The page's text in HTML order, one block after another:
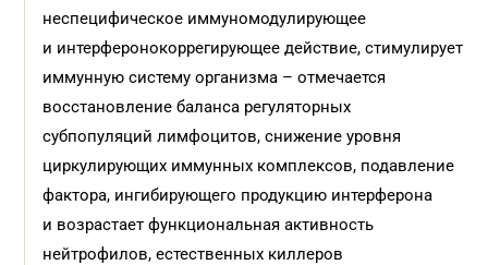
неспецифическое иммуномодулирующее
и интерферонокоррегирующее действие, стимулирует
иммунную систему организма – отмечается
восстановление баланса регуляторных
субпопуляций лимфоцитов, снижение уровня
циркулирующих иммунных комплексов, подавление
фактора, ингибирующего продукцию интерферона
и возрастает функциональная активность
нейтрофилов, естественных киллеров